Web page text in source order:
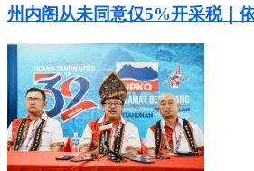
州内阁从未同意仅5%开采税｜